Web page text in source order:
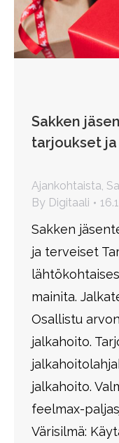
Sakken
tarjoukset
Ajankohtaista,
By Digitaali
Sakken
ja terveiset
mainita.
Osallistu
jalkahoito.
jalkahoito.
feelmax-
Värisilmä: